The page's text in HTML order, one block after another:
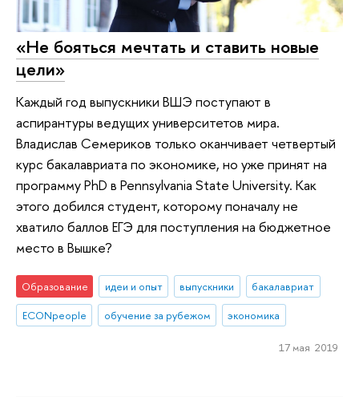
«Не бояться мечтать и ставить новые
цели»
Каждый год выпускники ВШЭ поступают в
аспирантуры ведущих университетов мира.
Владислав Семериков только оканчивает четвертый
курс бакалавриата по экономике, но уже принят на
программу PhD в Pennsylvania State University. Как
этого добился студент, которому поначалу не
хватило баллов ЕГЭ для поступления на бюджетное
место в Вышке?
Образование идеи и опыт выпускники
бакалавриат
ECONpeople
обучение за рубежом экономика
17 мая 2019